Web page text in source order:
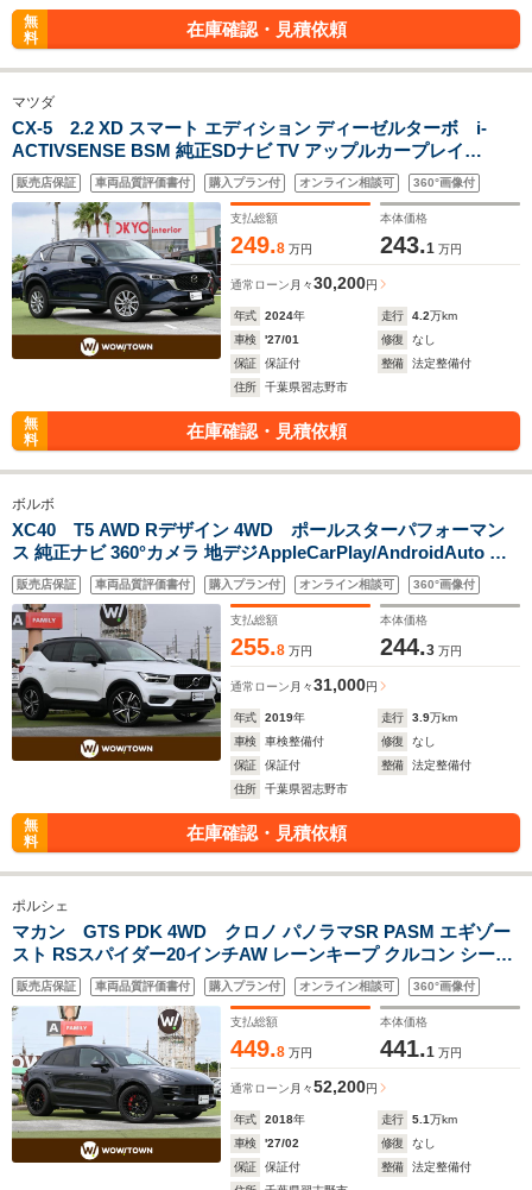
無
料
在庫確認・見積依頼
マツダ
CX-5 2.2 XD スマート エディション ディーゼルターボ i-
ACTIVSENSE BSM 純正SDナビ TV アップルカープレイ
Bluetooth 全方位モニター ドライブレコーダー ステアリングス
イッチ ETC LEDヘッドライト コーナーセンサー 17インチアル
ミホイル
販売店保証 車両品質評価書付 購入プラン付 オンライン相談可 360°画像付
支払総額
249.8 万円
本体価格
243.1 万円
通常ローン 月々30,200円
年式 2024年 走行 4.2万km
車検
'27/01 修復
なし
保証
保証付 整備
法定整備付
住所
千葉県習志野市
無
料
在庫確認・見積依頼
ボルボ
XC40 T5 AWD Rデザイン 4WD ポールスターパフォーマン
ス 純正ナビ 360°カメラ 地デジAppleCarPlay/AndroidAuto パ
ワーバックドア LEDライト Pシート シートH アダプティブクル
ーズコントロール Bluetooth
販売店保証 車両品質評価書付 購入プラン付 オンライン相談可 360°画像付
支払総額
255.8 万円
本体価格
244.3 万円
通常ローン 月々31,000円
年式 2019年 走行 3.9万km
車検
車検整備付 修復
なし
保証
保証付 整備
法定整備付
住所
千葉県習志野市
無
料
在庫確認・見積依頼
ポルシェ
マカン GTS PDK 4WD クロノ パノラマSR PASM エギゾー
スト RSスパイダー20インチAW レーンキープ クルコン シート
H Pバックドア スポーツテールパイプ コーナーセンサー レッド
キャリパー 純正PCMナビ Bカメラ Bluetooth
販売店保証 車両品質評価書付 購入プラン付 オンライン相談可 360°画像付
支払総額
449.8 万円
本体価格
441.1 万円
通常ローン 月々52,200円
年式 2018年 走行 5.1万km
車検
'27/02 修復
なし
保証
保証付 整備
法定整備付